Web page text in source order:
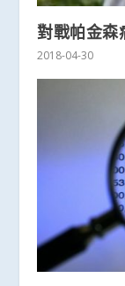
對戰帕金森
2018-04-30